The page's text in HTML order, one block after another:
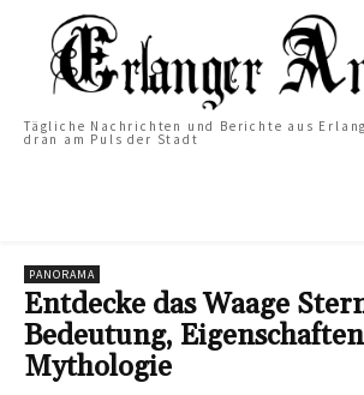
Tägliche Nachrichten und Berichte aus
dran am Puls der Stadt
PANORAMA
Entdecke das Waage
Bedeutung,
Mythologie